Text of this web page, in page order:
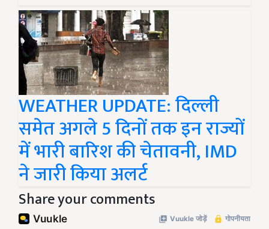
WEATHER UPDATE: दिल्ली
समेत अगले 5 दिनों तक इन राज्यों
में भारी बारिश की चेतावनी, IMD
ने जारी किया अलर्ट
Share your comments